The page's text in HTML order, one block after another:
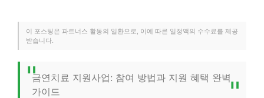
이 포스팅은 파트너스 활동의 일환으로, 이에 따른 일정액의 수수료를 제공
받습니다.
금연치료 지원사업: 참여 방법과 지원 혜택 완벽
가이드